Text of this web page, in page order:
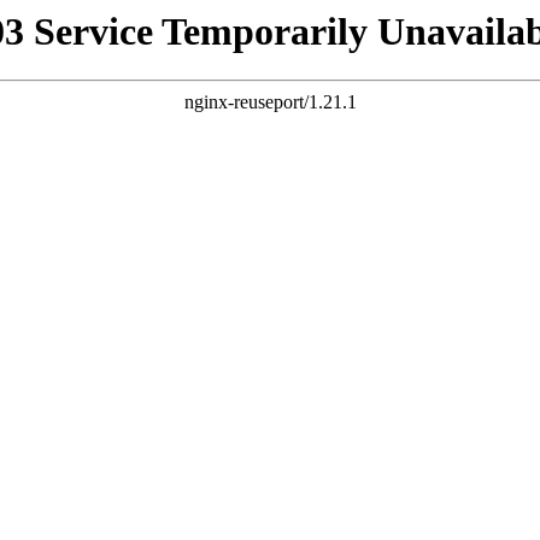
Service Temporarily
nginx-reuseport/1.21.1